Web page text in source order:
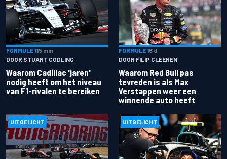
FORMULE 115 min
DOOR STUART CODLING
Waarom Cadillac 'jaren'
nodig heeft om het niveau
van F1-rivalen te bereiken
FORMULE 16 d
DOOR FILIP CLEEREN
Waarom Red Bull pas
tevreden is als Max
Verstappen weer een
winnende auto heeft
UITGELICHT UITGELICHT